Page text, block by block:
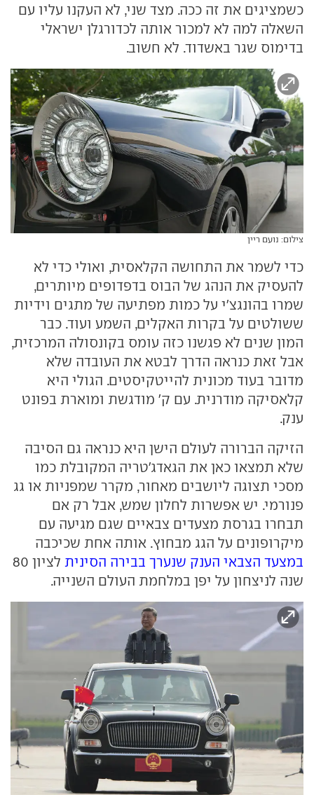
כשמציגים את זה ככה. מצד שני, לא העקנו עליו עם
השאלה למה לא למכור אותה לכדורגלן ישראלי
בדימוס שגר באשדוד. לא חשוב.
צילום: נועם ריין
כדי לשמר את התחושה הקלאסית, ואולי כדי לא
להעסיק את הנהג של הבוס בדפדופים מיותרים,
שמרו בהונגצ'י על כמות מפתיעה של מתגים וידיות
ששולטים על בקרות האקלים, השמע ועוד. כבר
המון שנים לא פגשנו כזה עומס בקונסולה המרכזית,
אבל זאת כנראה הדרך לבטא את העובדה שלא
מדובר בעוד מכונית להייטקיסטים. הגולי היא
קלאסיקה מודרנית. עם ק' מודגשת ומוארת בפונט
ענק.
הזיקה הברורה לעולם הישן היא כנראה גם הסיבה
שלא תמצאו כאן את הגאדג'טריה המקובלת כמו
מסכי תצוגה ליושבים מאחור, מקרר שמפניות או גג
פנורמי. יש אפשרות לחלון שמש, אבל רק אם
תבחרו בגרסת מצעדים צבאיים שגם מגיעה עם
מיקרופונים על הגג מבחוץ. אותה אחת שכיכבה
במצעד הצבאי הענק שנערך בבירה הסינית
לציון 80
שנה לניצחון על יפן במלחמת העולם השנייה.